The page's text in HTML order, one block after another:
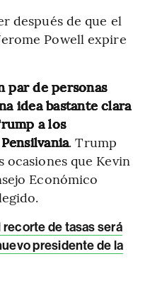
después de que el
Powell expire
par de personas
idea bastante clara
a los
. Trump
ocasiones que Kevin
Económico
de tasas será
presidente de la